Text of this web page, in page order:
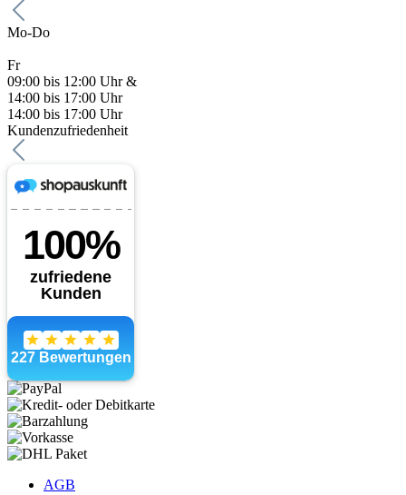
Mo-Do
Fr
09:00 bis 12:00 Uhr &
14:00 bis 17:00 Uhr
14:00 bis 17:00 Uhr
Kundenzufriedenheit
AGB